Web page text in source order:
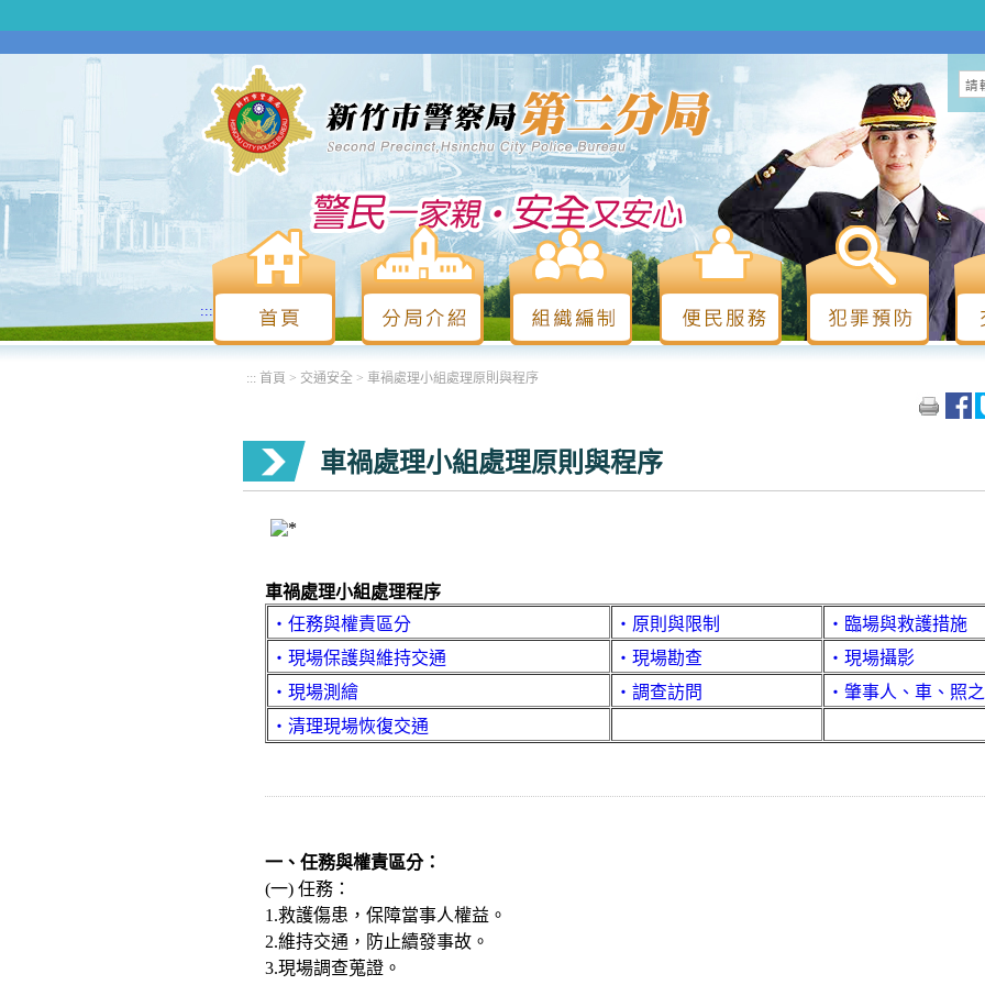
:::
::: 首頁 > 交通安全 > 車禍處理小組處理原則與程序
車禍處理小組處理原則與程序
車禍處理小組處理程序
‧任務與權責區分
‧原則與限制
‧臨場與救護措施
‧現場保護與維持交通
‧現場勘查
‧現場攝影
‧現場測繪
‧調查訪問
‧肇事人、車、照
‧清理現場恢復交通
一、任務與權責區分：
(一) 任務：
1.救護傷患，保障當事人權益。
2.維持交通，防止續發事故。
3.現場調查蒐證。